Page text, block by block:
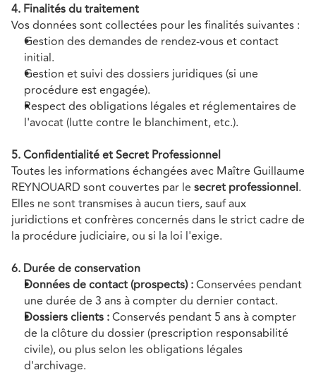
4. Finalités du traitement
Vos données sont collectées pour les finalités suivantes :
Gestion des demandes de rendez-vous et contact
initial.
Gestion et suivi des dossiers juridiques (si une
procédure est engagée).
Respect des obligations légales et réglementaires de
l'avocat (lutte contre le blanchiment, etc.).
5. Confidentialité et Secret Professionnel
Toutes les informations échangées avec Maître Guillaume
REYNOUARD sont couvertes par le secret professionnel.
Elles ne sont transmises à aucun tiers, sauf aux
juridictions et confrères concernés dans le strict cadre de
la procédure judiciaire, ou si la loi l'exige.
6. Durée de conservation
Données de contact (prospects) : Conservées pendant
une durée de 3 ans à compter du dernier contact.
Dossiers clients : Conservés pendant 5 ans à compter
de la clôture du dossier (prescription responsabilité
civile), ou plus selon les obligations légales
d'archivage.